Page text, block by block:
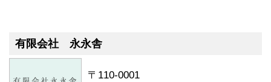
有限会社 永永舎
〒110-0001